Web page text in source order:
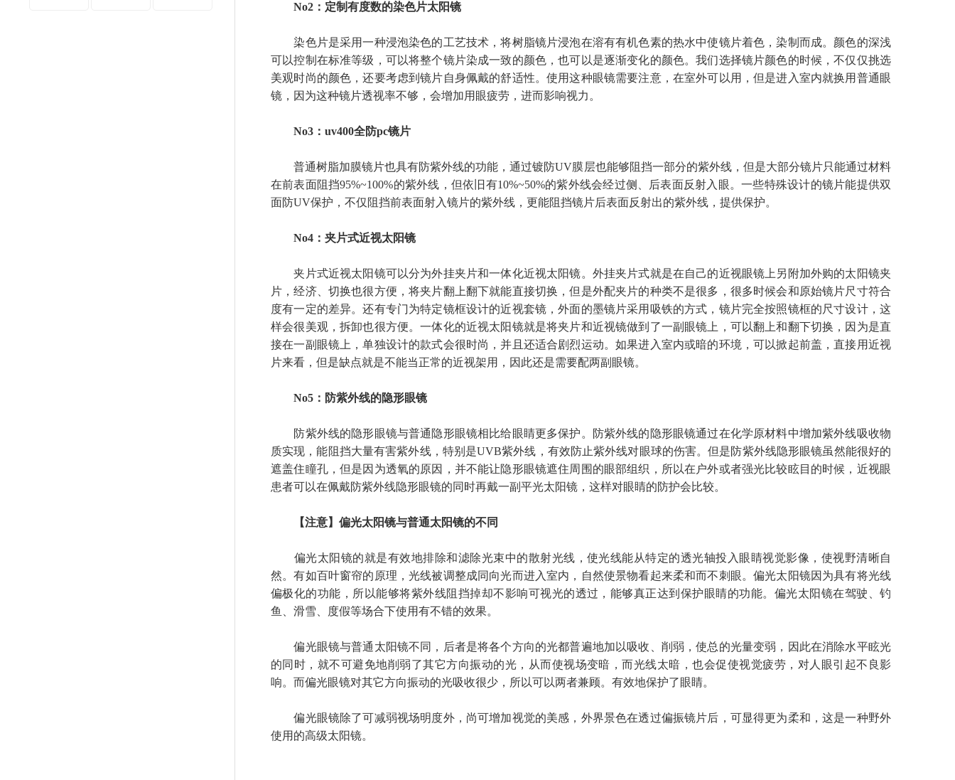
No2：定制有度数的染色片太阳镜
染色片是采用一种浸泡染色的工艺技术，将树脂镜片浸泡在溶有有机色素的热水中使镜片着色，染制而成。颜色的深浅
可以控制在标准等级，可以将整个镜片染成一致的颜色，也可以是逐渐变化的颜色。我们选择镜片颜色的时候，不仅仅挑选
美观时尚的颜色，还要考虑到镜片自身佩戴的舒适性。使用这种眼镜需要注意，在室外可以用，但是进入室内就换用普通眼
镜，因为这种镜片透视率不够，会增加用眼疲劳，进而影响视力。
No3：uv400全防pc镜片
普通树脂加膜镜片也具有防紫外线的功能，通过镀防UV膜层也能够阻挡一部分的紫外线，但是大部分镜片只能通过材料
在前表面阻挡95%~100%的紫外线，但依旧有10%~50%的紫外线会经过侧、后表面反射入眼。一些特殊设计的镜片能提供双
面防UV保护，不仅阻挡前表面射入镜片的紫外线，更能阻挡镜片后表面反射出的紫外线，提供保护。
No4：夹片式近视太阳镜
夹片式近视太阳镜可以分为外挂夹片和一体化近视太阳镜。外挂夹片式就是在自己的近视眼镜上另附加外购的太阳镜夹
片，经济、切换也很方便，将夹片翻上翻下就能直接切换，但是外配夹片的种类不是很多，很多时候会和原始镜片尺寸符合
度有一定的差异。还有专门为特定镜框设计的近视套镜，外面的墨镜片采用吸铁的方式，镜片完全按照镜框的尺寸设计，这
样会很美观，拆卸也很方便。一体化的近视太阳镜就是将夹片和近视镜做到了一副眼镜上，可以翻上和翻下切换，因为是直
接在一副眼镜上，单独设计的款式会很时尚，并且还适合剧烈运动。如果进入室内或暗的环境，可以掀起前盖，直接用近视
片来看，但是缺点就是不能当正常的近视架用，因此还是需要配两副眼镜。
No5：防紫外线的隐形眼镜
防紫外线的隐形眼镜与普通隐形眼镜相比给眼睛更多保护。防紫外线的隐形眼镜通过在化学原材料中增加紫外线吸收物
质实现，能阻挡大量有害紫外线，特别是UVB紫外线，有效防止紫外线对眼球的伤害。但是防紫外线隐形眼镜虽然能很好的
遮盖住瞳孔，但是因为透氧的原因，并不能让隐形眼镜遮住周围的眼部组织，所以在户外或者强光比较眩目的时候，近视眼
患者可以在佩戴防紫外线隐形眼镜的同时再戴一副平光太阳镜，这样对眼睛的防护会比较。
【注意】偏光太阳镜与普通太阳镜的不同
偏光太阳镜的就是有效地排除和滤除光束中的散射光线，使光线能从特定的透光轴投入眼睛视觉影像，使视野清晰自
然。有如百叶窗帘的原理，光线被调整成同向光而进入室内，自然使景物看起来柔和而不刺眼。偏光太阳镜因为具有将光线
偏极化的功能，所以能够将紫外线阻挡掉却不影响可视光的透过，能够真正达到保护眼睛的功能。偏光太阳镜在驾驶、钓
鱼、滑雪、度假等场合下使用有不错的效果。
偏光眼镜与普通太阳镜不同，后者是将各个方向的光都普遍地加以吸收、削弱，使总的光量变弱，因此在消除水平眩光
的同时，就不可避免地削弱了其它方向振动的光，从而使视场变暗，而光线太暗，也会促使视觉疲劳，对人眼引起不良影
响。而偏光眼镜对其它方向振动的光吸收很少，所以可以两者兼顾。有效地保护了眼睛。
偏光眼镜除了可减弱视场明度外，尚可增加视觉的美感，外界景色在透过偏振镜片后，可显得更为柔和，这是一种野外
使用的高级太阳镜。